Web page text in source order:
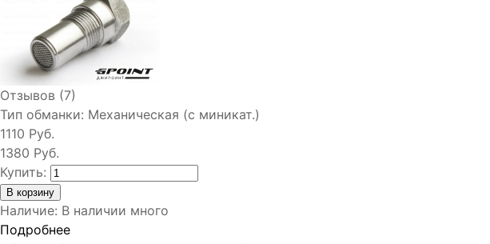
Отзывов (7)
Тип обманки: Механическая (с миникат.)
1110 Руб.
1380 Руб.
Купить:
Наличие: В наличии много
Подробнее